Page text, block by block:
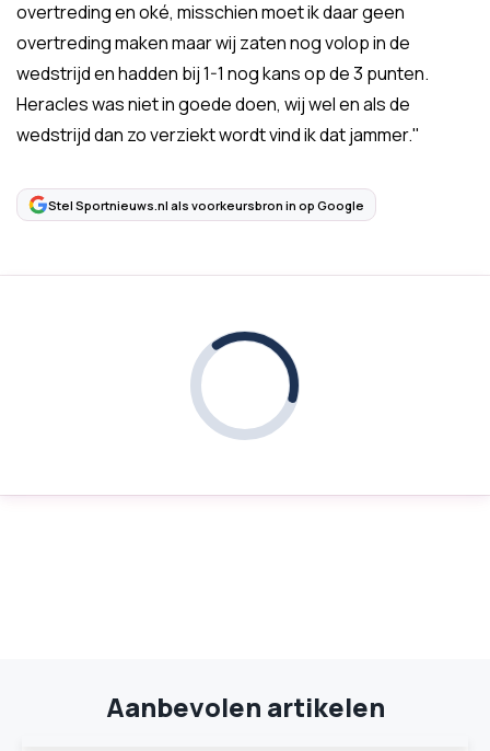
overtreding en oké, misschien moet ik daar geen
overtreding maken maar wij zaten nog volop in de
wedstrijd en hadden bij 1-1 nog kans op de 3 punten.
Heracles was niet in goede doen, wij wel en als de
wedstrijd dan zo verziekt wordt vind ik dat jammer."
Stel Sportnieuws.nl als voorkeursbron in op Google
Aanbevolen artikelen